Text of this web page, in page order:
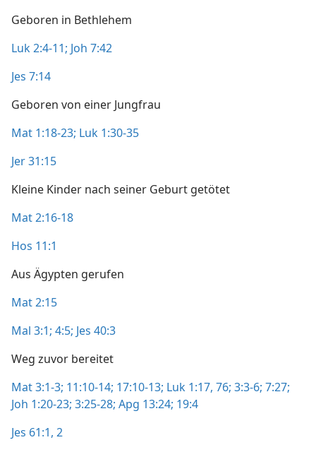
Geboren in Bethlehem
Luk 2:4-11; Joh 7:42
Jes 7:14
Geboren von einer Jungfrau
Mat 1:18-23; Luk 1:30-35
Jer 31:15
Kleine Kinder nach seiner Geburt getötet
Mat 2:16-18
Hos 11:1
Aus Ägypten gerufen
Mat 2:15
Mal 3:1; 4:5; Jes 40:3
Weg zuvor bereitet
Mat 3:1-3; 11:10-14; 17:10-13; Luk 1:17, 76; 3:3-6; 7:27;
Joh 1:20-23; 3:25-28; Apg 13:24; 19:4
Jes 61:1, 2